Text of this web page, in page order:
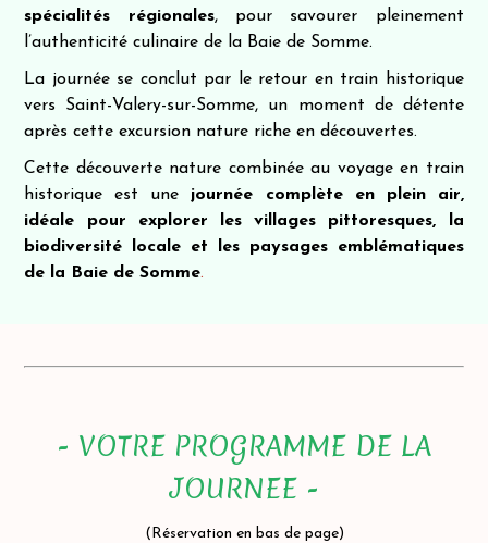
spécialités régionales, pour savourer pleinement
l’authenticité culinaire de la Baie de Somme.
La journée se conclut par le retour en train historique
vers Saint-Valery-sur-Somme, un moment de détente
après cette excursion nature riche en découvertes.
Cette découverte nature combinée au voyage en train
historique est une journée complète en plein air,
idéale pour explorer les villages pittoresques, la
biodiversité locale et les paysages emblématiques
de la Baie de Somme.
- VOTRE PROGRAMME DE LA
JOURNEE -
(Réservation en bas de page)